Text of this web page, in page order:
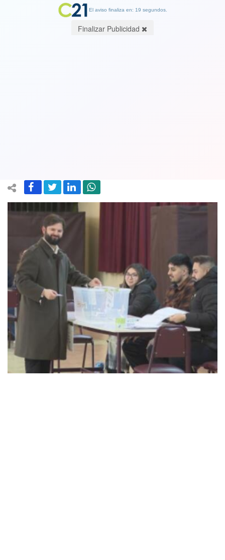
El aviso finaliza en: 19 segundos.
Finalizar Publicidad